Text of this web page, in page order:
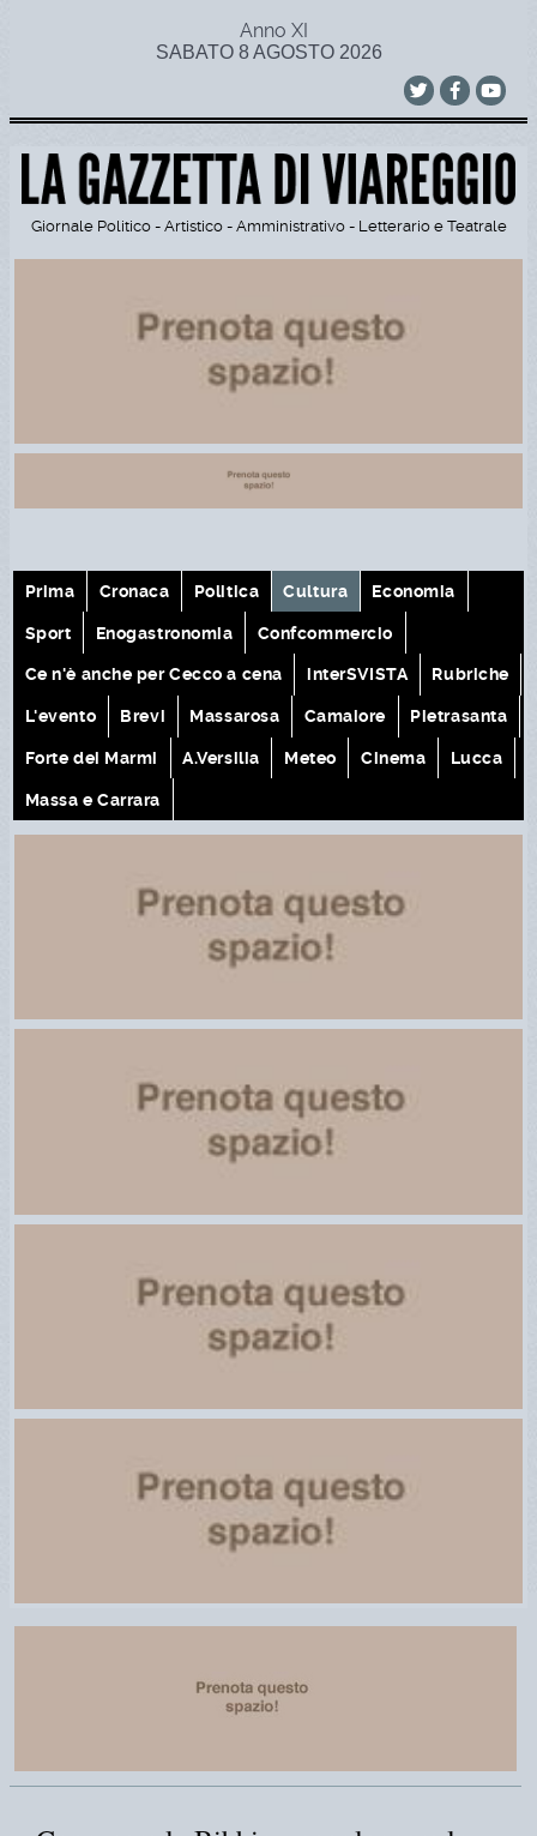
Anno XI
SABATO 8 AGOSTO 2026
Giornale Politico - Artistico - Amministrativo - Letterario e Teatrale
Prima Cronaca Politica Cultura Economia
Sport Enogastronomia Confcommercio
Ce n'è anche per Cecco a cena interSVISTA Rubriche
L'evento Brevi Massarosa Camaiore Pietrasanta
Forte dei Marmi A.Versilia Meteo Cinema Lucca
Massa e Carrara